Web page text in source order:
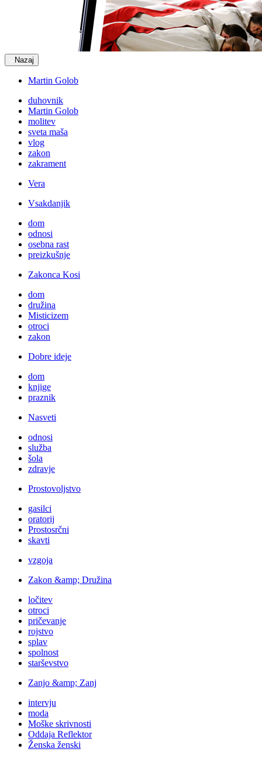
Nazaj
Martin Golob
duhovnik
Martin Golob
molitev
sveta maša
vlog
zakon
zakrament
Vera
Vsakdanjik
dom
odnosi
osebna rast
preizkušnje
Zakonca Kosi
dom
družina
Misticizem
otroci
zakon
Dobre ideje
dom
knjige
praznik
Nasveti
odnosi
služba
šola
zdravje
Prostovoljstvo
gasilci
oratorij
Prostosrčni
skavti
vzgoja
Zakon &amp; Družina
ločitev
otroci
pričevanje
rojstvo
splav
spolnost
starševstvo
Zanjo &amp; Zanj
intervju
moda
Moške skrivnosti
Oddaja Reflektor
Ženska ženski